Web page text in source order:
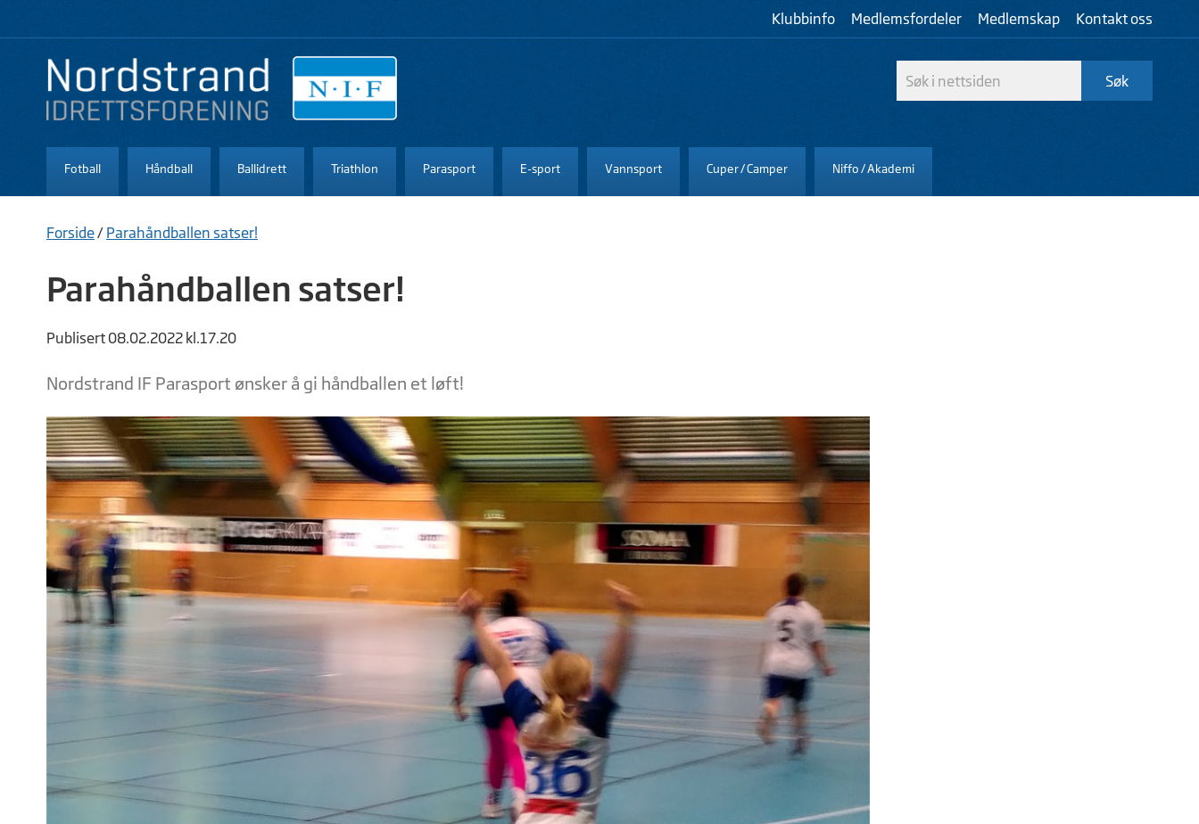
Klubbinfo Medlemsfordeler Medlemskap Kontakt oss
Fotball Håndball Ballidrett Triathlon Parasport E-sport Vannsport Cuper / Camper Niffo / Akademi
Forside/ Parahåndballen satser!
Parahåndballen satser!
Publisert 08.02.2022 kl.17.20
Nordstrand IF Parasport ønsker å gi håndballen et løft!